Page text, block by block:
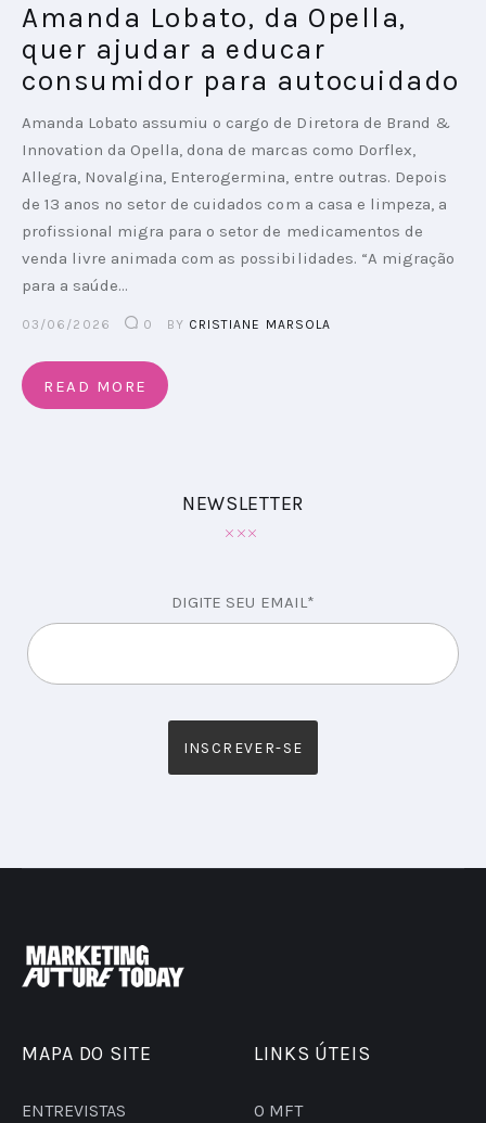
PLAYBOOKS
Amanda Lobato, da Opella,
quer ajudar a educar
consumidor para autocuidado
Amanda Lobato assumiu o cargo de Diretora de Brand &
Innovation da Opella, dona de marcas como Dorflex,
Allegra, Novalgina, Enterogermina, entre outras. Depois
de 13 anos no setor de cuidados com a casa e limpeza, a
profissional migra para o setor de medicamentos de
venda livre animada com as possibilidades. “A migração
para a saúde…
03/06/2026 0 BY CRISTIANE MARSOLA
READ MORE
NEWSLETTER
DIGITE SEU EMAIL*
MAPA DO SITE
ENTREVISTAS
LINKS ÚTEIS
O MFT